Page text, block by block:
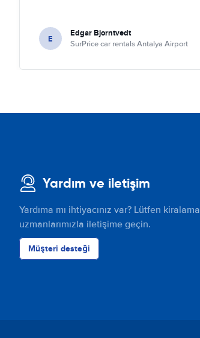
E Edgar Bjorntvedt
SurPrice car rentals Antalya Airport
Yardım ve iletişim
Yardıma mı ihtiyacınız var? Lütfen kiralama
uzmanlarımızla iletişime geçin.
Müşteri desteği